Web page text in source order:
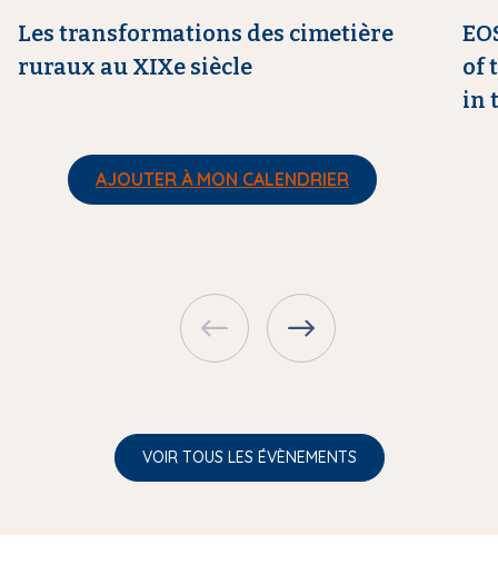
Les transformations des cimetière
ruraux au XIXe siècle
AJOUTER À MON CALENDRIER
of
in
VOIR TOUS LES ÉVÈNEMENTS